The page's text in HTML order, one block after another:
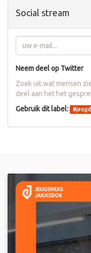
Social stream
Neem deel op Twitter
Zoek uit wat mensen
deel aan het het
Gebruik dit label:
#